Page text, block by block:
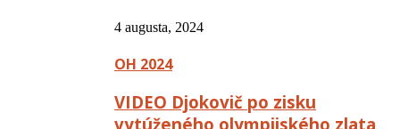
4 augusta, 2024
OH 2024
VIDEO Djokovič po zisku
vytúženého olympijského zlata